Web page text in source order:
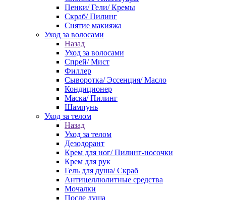
Пенки/ Гели/ Кремы
Скраб/ Пилинг
Снятие макияжа
Уход за волосами
Назад
Уход за волосами
Спрей/ Мист
Филлер
Сыворотка/ Эссенция/ Масло
Кондиционер
Маска/ Пилинг
Шампунь
Уход за телом
Назад
Уход за телом
Дезодорант
Крем для ног/ Пилинг-носочки
Крем для рук
Гель для душа/ Скраб
Антицеллюлитные средства
Мочалки
После душа